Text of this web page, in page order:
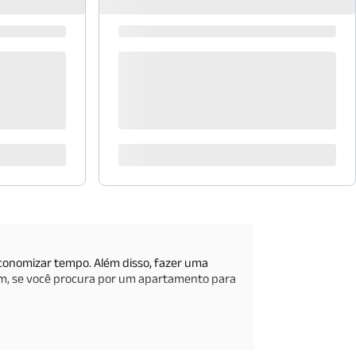
tempo. Além disso, fazer uma
se você procura por um apartamento para